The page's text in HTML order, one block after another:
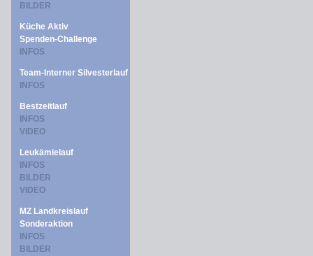
BILDER
Küche Aktiv
Spenden-Challenge
INFOS
Team-Interner Silvesterlauf
INFOS
Bestzeitlauf
INFOS
VIDEO
Leukämielauf
INFOS
BILDER
VIDEO
MZ Landkreislauf
Sonderaktion
INFOS
BILDER